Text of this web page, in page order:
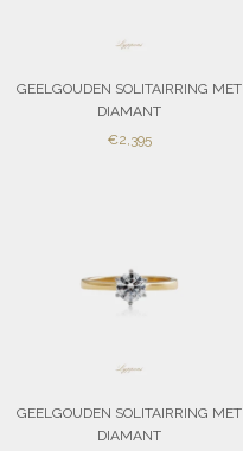
GEELGOUDEN SOLITAIRRING MET
DIAMANT
SALE
€2,395
GEELGOUDEN SOLITAIRRING MET
DIAMANT